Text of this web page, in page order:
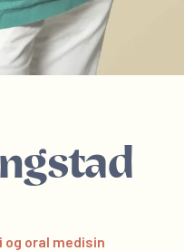
oral medisin